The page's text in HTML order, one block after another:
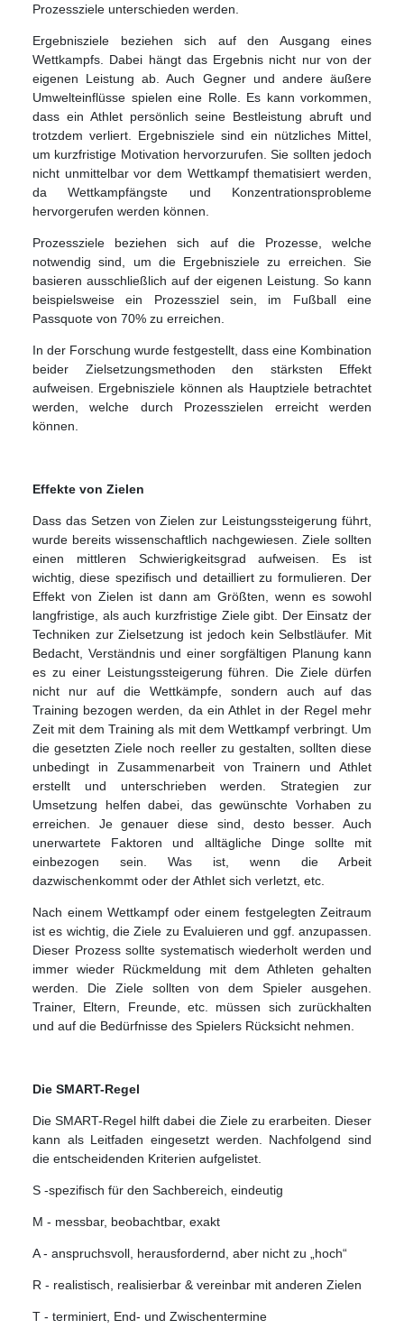
Prozessziele unterschieden werden.
Ergebnisziele beziehen sich auf den Ausgang eines
Wettkampfs. Dabei hängt das Ergebnis nicht nur von der
eigenen Leistung ab. Auch Gegner und andere äußere
Umwelteinflüsse spielen eine Rolle. Es kann vorkommen,
dass ein Athlet persönlich seine Bestleistung abruft und
trotzdem verliert. Ergebnisziele sind ein nützliches Mittel,
um kurzfristige Motivation hervorzurufen. Sie sollten jedoch
nicht unmittelbar vor dem Wettkampf thematisiert werden,
da Wettkampfängste und Konzentrationsprobleme
hervorgerufen werden können.
Prozessziele beziehen sich auf die Prozesse, welche
notwendig sind, um die Ergebnisziele zu erreichen. Sie
basieren ausschließlich auf der eigenen Leistung. So kann
beispielsweise ein Prozessziel sein, im Fußball eine
Passquote von 70% zu erreichen.
In der Forschung wurde festgestellt, dass eine Kombination
beider Zielsetzungsmethoden den stärksten Effekt
aufweisen. Ergebnisziele können als Hauptziele betrachtet
werden, welche durch Prozesszielen erreicht werden
können.
Effekte von Zielen
Dass das Setzen von Zielen zur Leistungssteigerung führt,
wurde bereits wissenschaftlich nachgewiesen. Ziele sollten
einen mittleren Schwierigkeitsgrad aufweisen. Es ist
wichtig, diese spezifisch und detailliert zu formulieren. Der
Effekt von Zielen ist dann am Größten, wenn es sowohl
langfristige, als auch kurzfristige Ziele gibt. Der Einsatz der
Techniken zur Zielsetzung ist jedoch kein Selbstläufer. Mit
Bedacht, Verständnis und einer sorgfältigen Planung kann
es zu einer Leistungssteigerung führen. Die Ziele dürfen
nicht nur auf die Wettkämpfe, sondern auch auf das
Training bezogen werden, da ein Athlet in der Regel mehr
Zeit mit dem Training als mit dem Wettkampf verbringt. Um
die gesetzten Ziele noch reeller zu gestalten, sollten diese
unbedingt in Zusammenarbeit von Trainern und Athlet
erstellt und unterschrieben werden. Strategien zur
Umsetzung helfen dabei, das gewünschte Vorhaben zu
erreichen. Je genauer diese sind, desto besser. Auch
unerwartete Faktoren und alltägliche Dinge sollte mit
einbezogen sein. Was ist, wenn die Arbeit
dazwischenkommt oder der Athlet sich verletzt, etc.
Nach einem Wettkampf oder einem festgelegten Zeitraum
ist es wichtig, die Ziele zu Evaluieren und ggf. anzupassen.
Dieser Prozess sollte systematisch wiederholt werden und
immer wieder Rückmeldung mit dem Athleten gehalten
werden. Die Ziele sollten von dem Spieler ausgehen.
Trainer, Eltern, Freunde, etc. müssen sich zurückhalten
und auf die Bedürfnisse des Spielers Rücksicht nehmen.
Die SMART-Regel
Die SMART-Regel hilft dabei die Ziele zu erarbeiten. Dieser
kann als Leitfaden eingesetzt werden. Nachfolgend sind
die entscheidenden Kriterien aufgelistet.
S -spezifisch für den Sachbereich, eindeutig
M - messbar, beobachtbar, exakt
A - anspruchsvoll, herausfordernd, aber nicht zu „hoch“
R - realistisch, realisierbar & vereinbar mit anderen Zielen
T - terminiert, End- und Zwischentermine